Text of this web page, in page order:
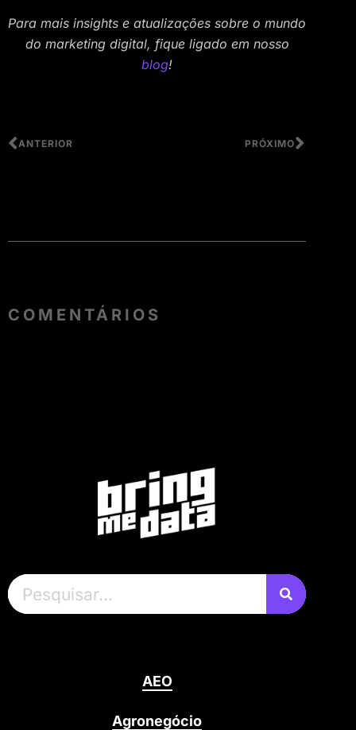
Para mais insights e atualizações sobre o mundo
do marketing digital, fique ligado em nosso
blog!
ANTERIOR PRÓXIMO
COMENTÁRIOS
AEO
Agronegócio